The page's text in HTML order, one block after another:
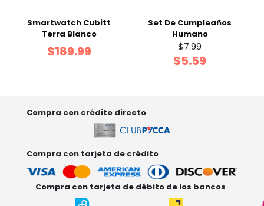
Smartwatch Cubitt
Terra Blanco
$189.99
Set De Cumpleaños
Humano
$7.99
$5.59
Compra con crédito directo
Compra con tarjeta de crédito
Compra con tarjeta de débito de los bancos